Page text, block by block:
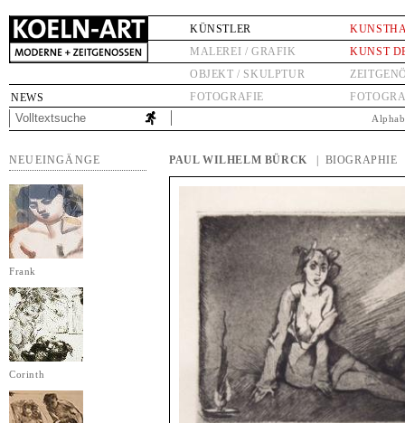
NEWS
KÜNSTLER
MALEREI / GRAFIK
OBJEKT / SKULPTUR
FOTOGRAFIE
KUNST
NEUEINGÄNGE
Frank
Corinth
PAUL WILHELM BÜRCK | BIOGRAPHIE